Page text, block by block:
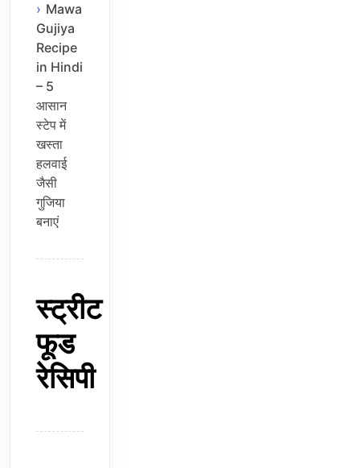
Mawa
Gujiya
Recipe
in Hindi
– 5
आसान
स्टेप में
खस्ता
हलवाई
जैसी
गुजिया
बनाएं
स्ट्रीट
फूड
रेसिपी